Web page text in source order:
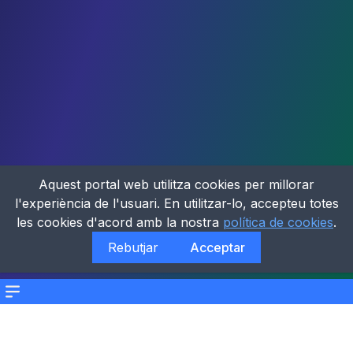
Menu
Aquest portal web utilitza cookies per millorar
l'experiència de l'usuari. En utilitzar-lo, accepteu totes
les cookies d'acord amb la nostra política de cookies.
Rebutjar
Acceptar